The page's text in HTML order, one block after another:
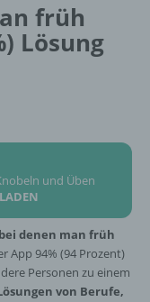
früh
Lösung
und Üben
denen man früh
App 94% (94 Prozent)
Personen zu einem
von Berufe,